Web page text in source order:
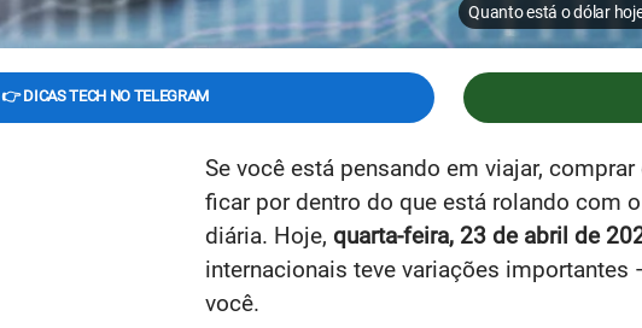
Quanto está o dólar
👉 DICAS TECH NO TELEGRAM
Se você está pensando em viajar,
ficar por dentro do que está rolando com
diária. Hoje, quarta-feira, 23 de abril de
internacionais teve variações
você.